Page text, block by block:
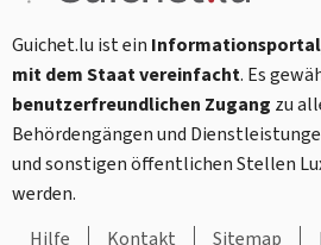
Guichet.lu ist ein
mit dem Staat vereinfacht. Es
benutzerfreundlichen Zugang zu
Behördengängen und
und sonstigen öffentlichen Stellen
werden.
Hilfe
Kontakt Sitemap